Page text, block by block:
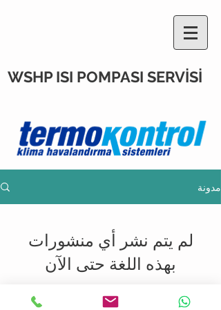
WSHP ISI POMPASI SERVİSİ
مدونة
لم يتم نشر أي منشورات
بهذه اللغة حتى الآن
بمجرد نشر المنشورات، ستراها هنا.